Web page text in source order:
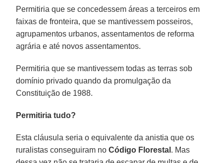
Permitiria que se concedessem áreas a terceiros em
faixas de fronteira, que se mantivessem posseiros,
agrupamentos urbanos, assentamentos de reforma
agrária e até novos assentamentos.
Permitiria que se mantivessem todas as terras sob
domínio privado quando da promulgação da
Constituição de 1988.
Permitiria tudo?
Esta cláusula seria o equivalente da anistia que os
ruralistas conseguiram noCódigo Florestal . Mas